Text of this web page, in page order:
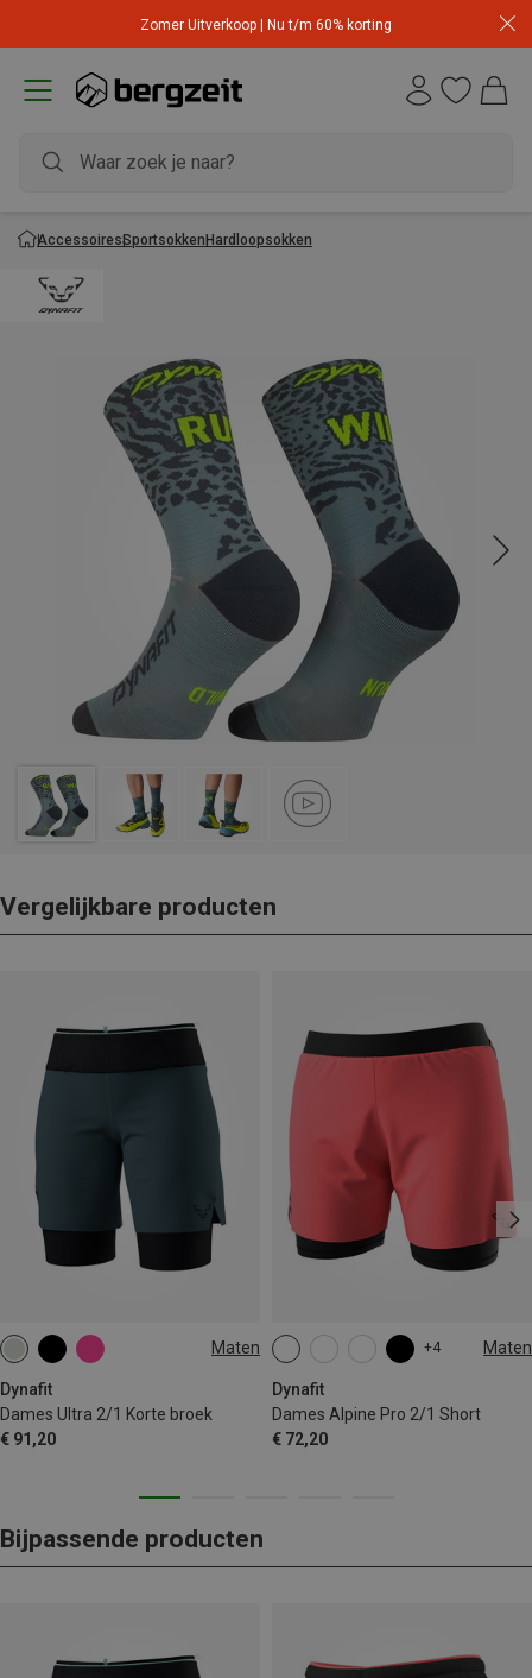
Zomer Uitverkoop | Nu t/m 60% korting
AccessoiresSportsokkenHardloopsokken
Vergelijkbare producten
Maten
Dynafit
Dames Ultra 2/1 Korte broek
€ 91,20
XS S M
+4 Maten
Dynafit
Dames Alpine Pro 2/1 Short
€ 72,20
XS M
Bijpassende producten